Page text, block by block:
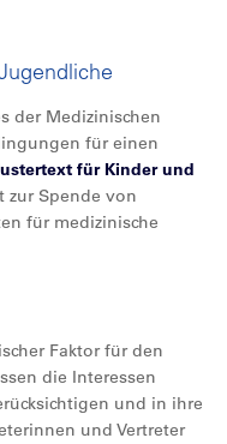
der Medizinischen
für einen
für Kinder und
zur Spende von
für medizinische
Faktor für den
die Interessen
und in ihre
und Vertreter